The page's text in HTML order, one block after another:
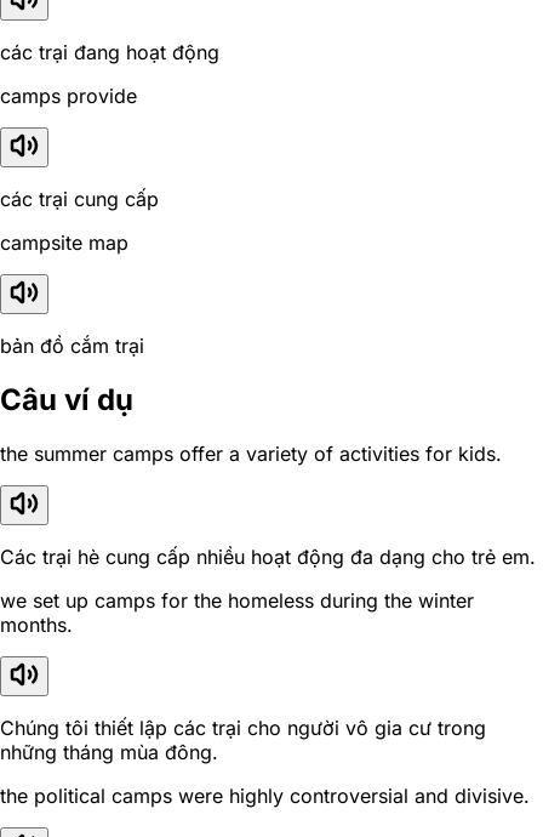
các trại đang hoạt động
camps provide
các trại cung cấp
campsite map
bản đồ cắm trại
Câu ví dụ
the summer camps offer a variety of activities for kids.
Các trại hè cung cấp nhiều hoạt động đa dạng cho trẻ em.
we set up camps for the homeless during the winter
months.
Chúng tôi thiết lập các trại cho người vô gia cư trong
những tháng mùa đông.
the political camps were highly controversial and divisive.